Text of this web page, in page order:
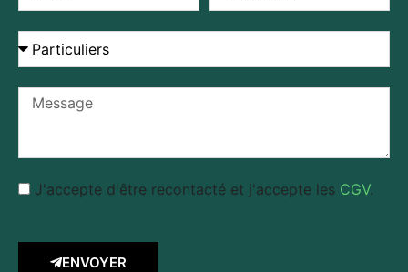
J'accepte d'être recontacté et j'accepte les CGV.
ENVOYER